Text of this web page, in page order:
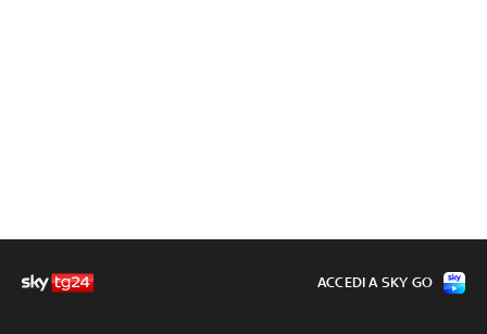
ACCEDI A SKY GO